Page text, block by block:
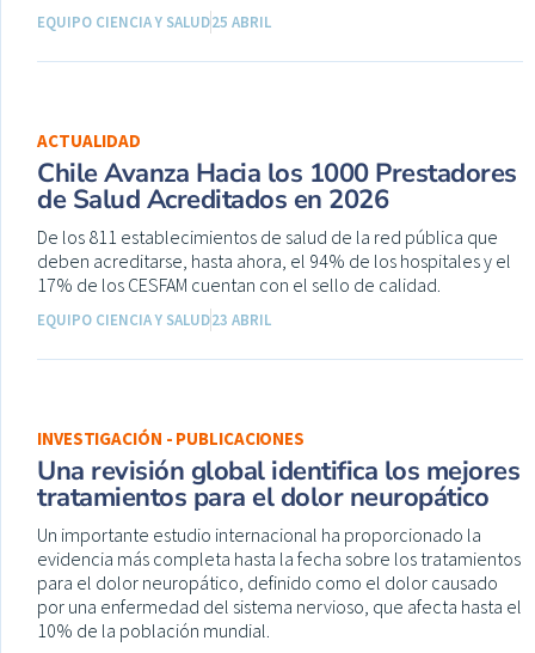
EQUIPO CIENCIA Y SALUD25 ABRIL
ACTUALIDAD
Chile Avanza Hacia los 1000 Prestadores
de Salud Acreditados en 2026
De los 811 establecimientos de salud de la red pública que
deben acreditarse, hasta ahora, el 94% de los hospitales y el
17% de los CESFAM cuentan con el sello de calidad.
EQUIPO CIENCIA Y SALUD23 ABRIL
INVESTIGACIÓN - PUBLICACIONES
Una revisión global identifica los mejores
tratamientos para el dolor neuropático
Un importante estudio internacional ha proporcionado la
evidencia más completa hasta la fecha sobre los tratamientos
para el dolor neuropático, definido como el dolor causado
por una enfermedad del sistema nervioso, que afecta hasta el
10% de la población mundial.